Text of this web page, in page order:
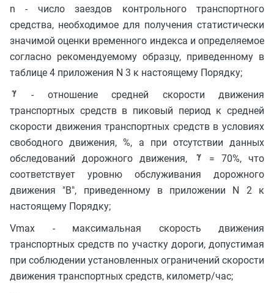
n - число заездов контрольного транспортного
средства, необходимое для получения статистически
значимой оценки временного индекса и определяемое
согласно рекомендуемому образцу, приведенному в
таблице 4 приложения N 3 к настоящему Порядку;
- отношение средней скорости движения
транспортных средств в пиковый период к средней
скорости движения транспортных средств в условиях
свободного движения, %, а при отсутствии данных
обследований дорожного движения,
= 70%, что
соответствует уровню обслуживания дорожного
движения "B", приведенному в приложении N 2 к
настоящему Порядку;
Vmax - максимальная скорость движения
транспортных средств по участку дороги, допустимая
при соблюдении установленных ограничений скорости
движения транспортных средств, километр/час;